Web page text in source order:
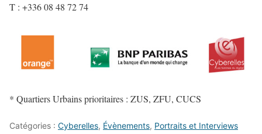
T : +336 08 48 72 74
* Quartiers Urbains prioritaires : ZUS, ZFU, CUCS
Catégories : Cyberelles, Évènements, Portraits et Interviews